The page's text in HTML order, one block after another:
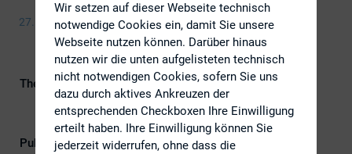
27. Januar 2025
Themengebiete
ESG (inkl. Nachhaltigkeit &
Governance), Investoren, IR-
Kompetenz
Publikationsform
Externe Publikationen
Wir setzen auf dieser Webseite technisch
notwendige Cookies ein, damit Sie unsere
Webseite nutzen können. Darüber hinaus
nutzen wir die unten aufgelisteten technisch
nicht notwendigen Cookies, sofern Sie uns
dazu durch aktives Ankreuzen der
entsprechenden Checkboxen Ihre Einwilligung
erteilt haben. Ihre Einwilligung können Sie
jederzeit widerrufen, ohne dass die